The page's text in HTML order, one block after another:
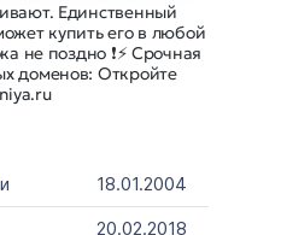
Единственный
купить его в любой
не поздно ❗⚡ Срочная
доменов: Откройте
18.01.2004
20.02.2018